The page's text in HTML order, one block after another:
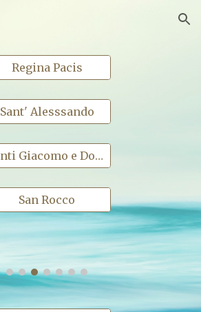
Skip to navigation
Regina Pacis
Sant' Alesssando
Santi Giacomo e Donato
San Rocco